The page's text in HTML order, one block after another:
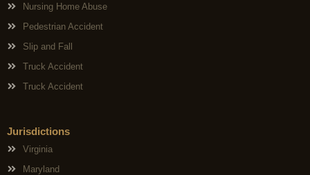
Nursing Home Abuse
Pedestrian Accident
Slip and Fall
Truck Accident
Truck Accident
Jurisdictions
Virginia
Maryland